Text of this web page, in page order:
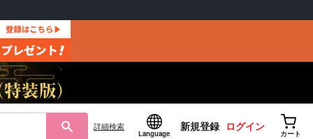
詳細検索
Language
新規登録 ログイン
カート